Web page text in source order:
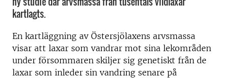
kartlagts.
En kartläggning av Östersjölaxens arvsmassa
visar att laxar som vandrar mot sina lekområden
under försommaren skiljer sig genetiskt från de
laxar som inleder sin vandring senare på